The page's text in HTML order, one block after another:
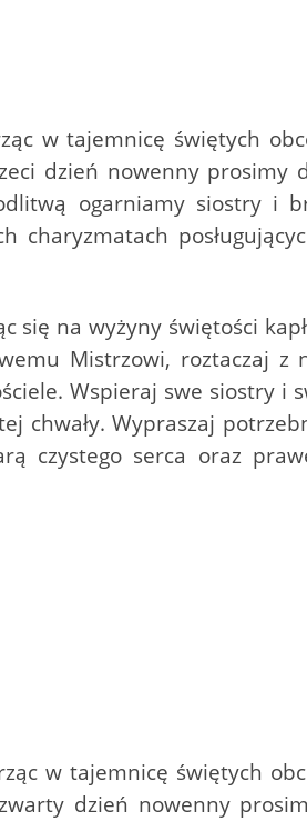
w tajemnicę świętych
dzień nowenny prosimy
ogarniamy siostry i
charyzmatach
na wyżyny świętości
Mistrzowi, roztaczaj z
Wspieraj swe siostry i
chwały. Wypraszaj
czystego serca oraz
w tajemnicę świętych
dzień nowenny